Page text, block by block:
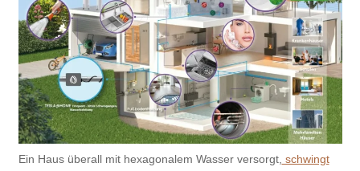
Ein Haus überall mit hexagonalem Wasser versorgt, schwingt